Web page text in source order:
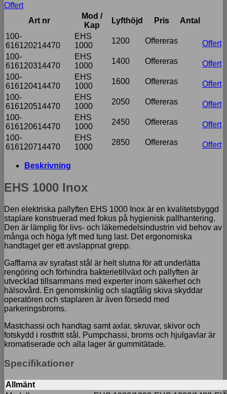
Offert
Art nr
Mod /
Kap
Lyfthöjd Pris
Antal
100-
616120214470
EHS
1000
1200 Offereras
Offert
100-
616120314470
EHS
1000
1400 Offereras
Offert
100-
616120414470
EHS
1000
1600 Offereras
Offert
100-
616120514470
EHS
1000
2050 Offereras
Offert
100-
616120614470
EHS
1000
2450 Offereras
Offert
100-
616120714470
EHS
1000
2850 Offereras Offert
Beskrivning
EHS 1000 Inox
Den elektriska pallyften EHS 1000 Inox är en kvalitetsbyggd
staplare konstruerad med fokus på hygienisk pallhantering.
Den är lämplig för livs- och läkemedelsindustrin vid behov av
många och höga lyft med tung last. Det ergonomiska
handtaget ger ett avslappnat grepp.
Gafflarna av syrafast stål är helt slutna för att underlätta
rengöring och förhindra bakterietillväxt och pallyften är
utvecklad tillsammans med experter inom säkerhet och
hälsovård. En genomskinlig och slagtålig skiva skyddar
operatören och staplaren är även försedd med
parkeringsbroms.
Mastchassi och handtag samt axlar, skruvar, skivor och
fotskydd i rostfritt stål. Pumpchassi, broms och hjulgavlar är
kromatiserade och alla lager är gummitätade.
Specifikationer
Allmänt